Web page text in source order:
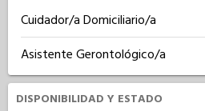
Cuidador/a Domiciliario/a
Asistente Gerontológico/a
DISPONIBILIDAD Y ESTADO